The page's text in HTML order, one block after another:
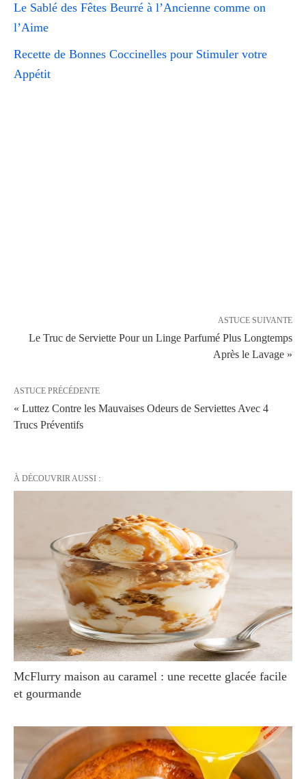
Le Sablé des Fêtes Beurré à l’Ancienne comme on
l’Aime
Recette de Bonnes Coccinelles pour Stimuler votre
Appétit
ASTUCE SUIVANTE
Le Truc de Serviette Pour un Linge Parfumé Plus Longtemps
Après le Lavage »
ASTUCE PRÉCÉDENTE
« Luttez Contre les Mauvaises Odeurs de Serviettes Avec 4
Trucs Préventifs
À DÉCOUVRIR AUSSI :
McFlurry maison au caramel : une recette glacée facile
et gourmande